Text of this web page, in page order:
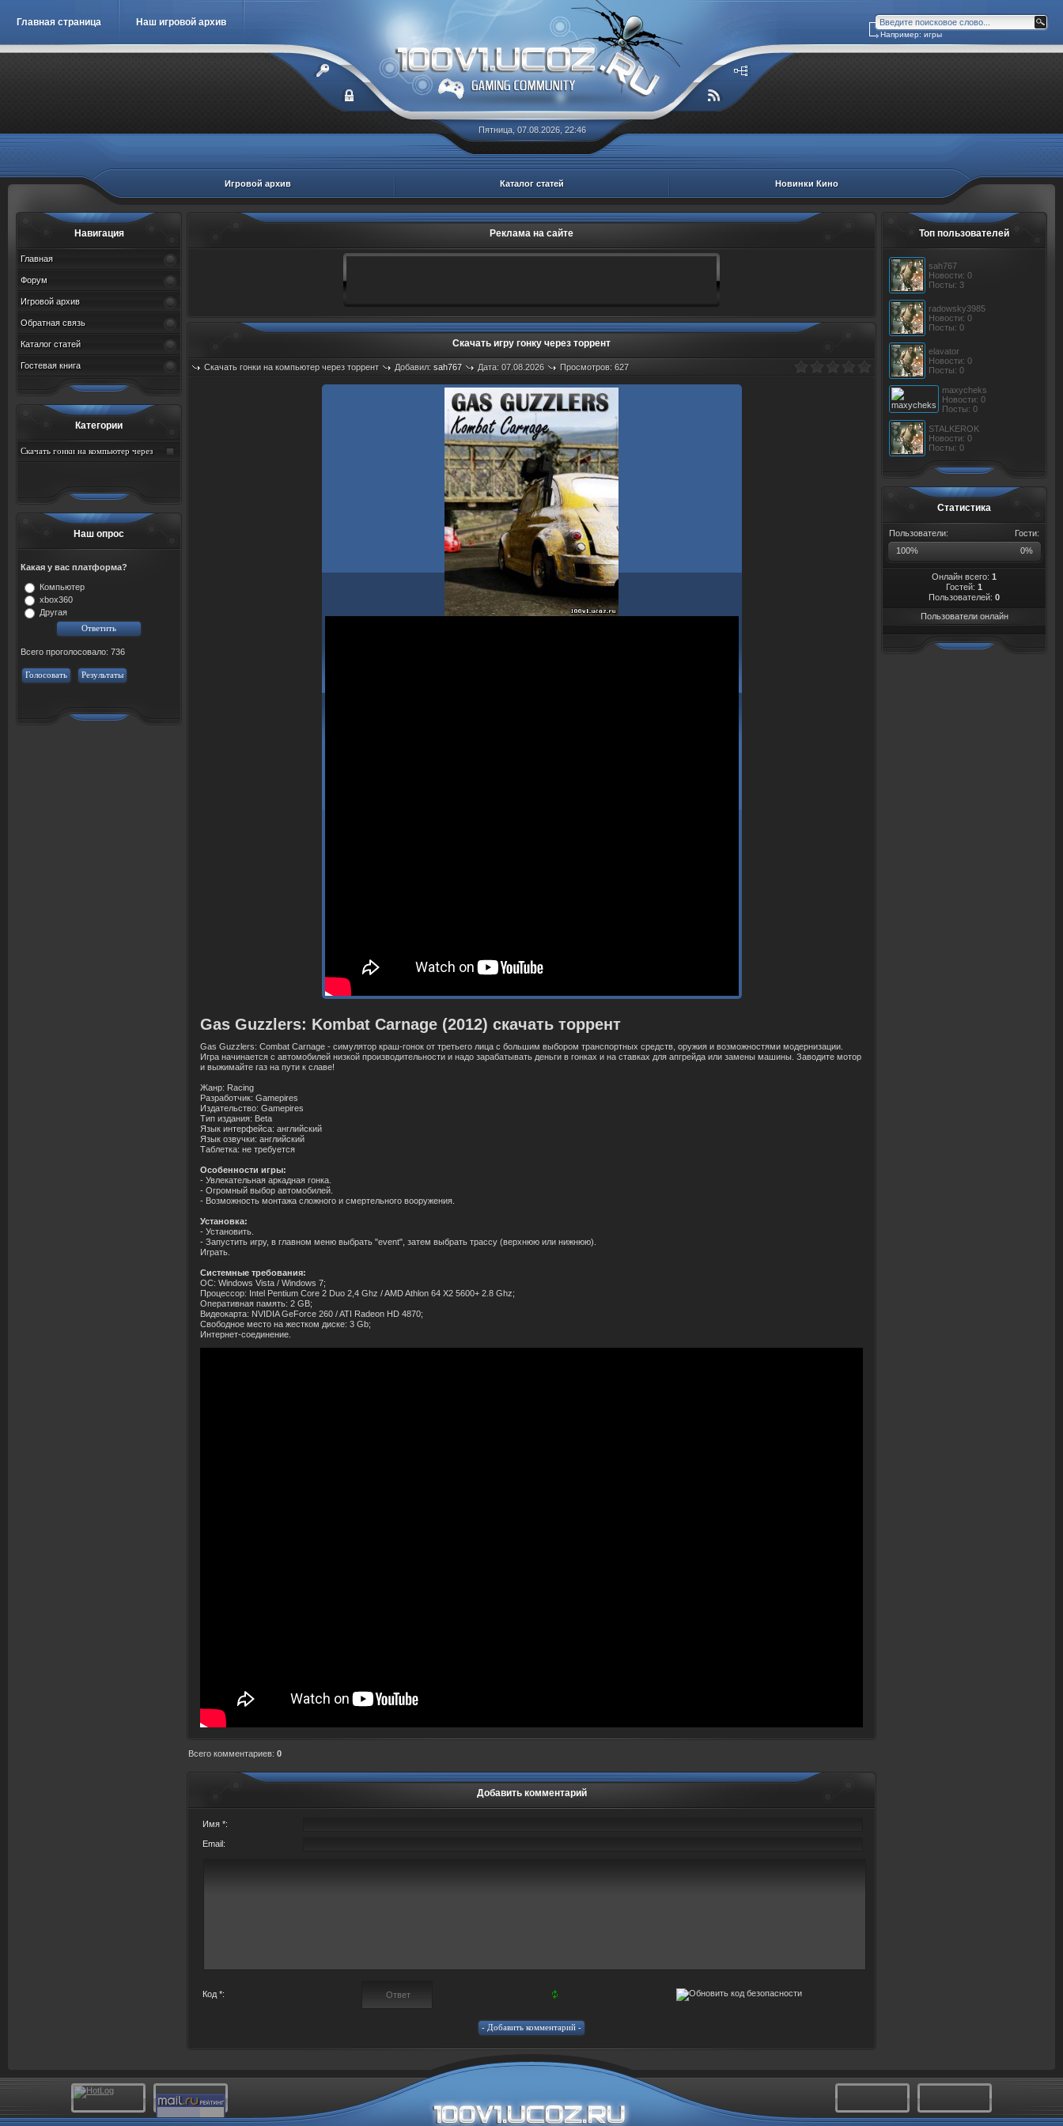
Главная страница Наш игровой архив
Например: игры
Пятница, 07.08.2026, 22:46
Игровой архив Каталог статей Новинки Кино
Навигация
Главная
Форум
Игровой архив
Обратная связь
Каталог статей
Гостевая книга
Категории
Скачать гонки на компьютер через
Наш опрос
Какая у вас платформа?
Компьютер
xbox360
Другая
Всего проголосовало: 736
Голосовать Результаты
Топ пользователей
sah767
Новости: 0
Посты: 3
radowsky3985
Новости: 0
Посты: 0
elavator
Новости: 0
Посты: 0
maxycheks
Новости: 0
Посты: 0
STALKEROK
Новости: 0
Посты: 0
Статистика
Гости:
Пользователи:
100%
0%
Онлайн всего: 1
Гостей: 1
Пользователей: 0
Пользователи онлайн
Реклама на сайте
Скачать игру гонку через торрент
Скачать гонки на компьютер через торрент Добавил: sah767 Дата: 07.08.2026 Просмотров: 627
Gas Guzzlers: Kombat Carnage (2012) скачать торрент
Gas Guzzlers: Combat Carnage - симулятор краш-гонок от третьего лица с большим выбором транспортных средств, оружия и возможностями модернизации.
Игра начинается с автомобилей низкой производительности и надо зарабатывать деньги в гонках и на ставках для апгрейда или замены машины. Заводите мотор
и выжимайте газ на пути к славе!
Жанр: Racing
Разработчик: Gamepires
Издательство: Gamepires
Тип издания: Beta
Язык интерфейса: английский
Язык озвучки: английский
Таблетка: не требуется
Особенности игры:
- Увлекательная аркадная гонка.
- Огромный выбор автомобилей.
- Возможность монтажа сложного и смертельного вооружения.
Установка:
- Установить.
- Запустить игру, в главном меню выбрать "event", затем выбрать трассу (верхнюю или нижнюю).
Играть.
Системные требования:
ОС: Windows Vista / Windows 7;
Процессор: Intel Pentium Core 2 Duo 2,4 Ghz / AMD Athlon 64 X2 5600+ 2.8 Ghz;
Оперативная память: 2 GB;
Видеокарта: NVIDIA GeForce 260 / ATI Radeon HD 4870;
Свободное место на жестком диске: 3 Gb;
Интернет-соединение.
Всего комментариев: 0
Добавить комментарий
Имя *:
Email:
Код *: